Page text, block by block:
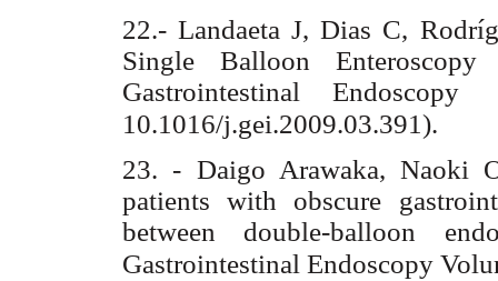
22.- Landaeta J, Dias C,
Single Balloon
Gastrointestinal
10.1016/j.gei.2009.03.391).
23. - Daigo Arawaka, Naoki
patients with obscure
between double-balloon
Gastrointestinal Endoscopy